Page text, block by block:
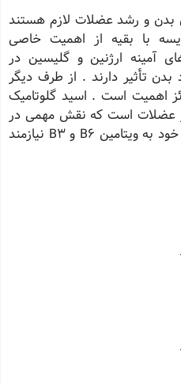
بدن و رشد عضلات لازم هستند
با بقیه از اهمیت خاصی
آمینه ارژنین و گلیسین در
تأثیر دارند . از طرف دیگر
اهمیت است . اسید گلوتامیک
در عضلات است که نقش مهمی در
تولید انرژی دارد و برای این کار خود به ویتامین B6 و B3 نیازمند